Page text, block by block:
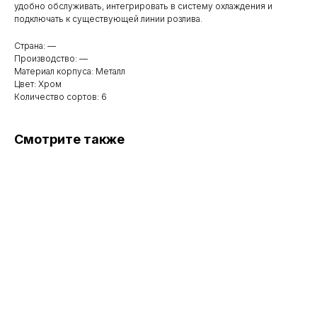
удобно обслуживать, интегрировать в систему охлаждения и
подключать к существующей линии розлива.
Страна: —
Производство: —
Материал корпуса: Металл
Цвет: Хром
Количество сортов: 6
Смотрите также